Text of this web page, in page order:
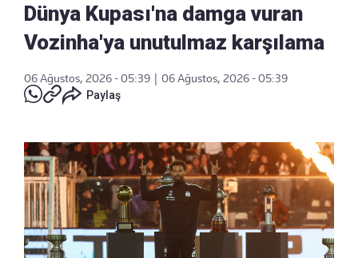
Dünya Kupası'na damga vuran
Vozinha'ya unutulmaz karşılama
06 Ağustos, 2026 - 05:39
06 Ağustos, 2026 - 05:39
Paylaş